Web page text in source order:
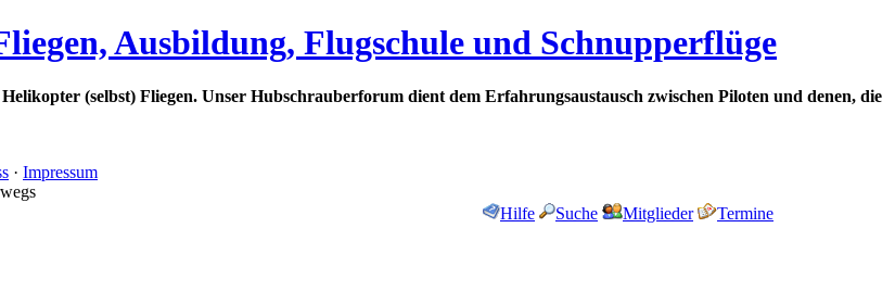
Ausbildung, Flugschule und Schnupperflüge
(selbst) Fliegen. Unser Hubschrauberforum dient dem Erfahrungsaustausch zwischen Piloten und denen, die
· Impressum
Hilfe Suche Mitglieder Termine